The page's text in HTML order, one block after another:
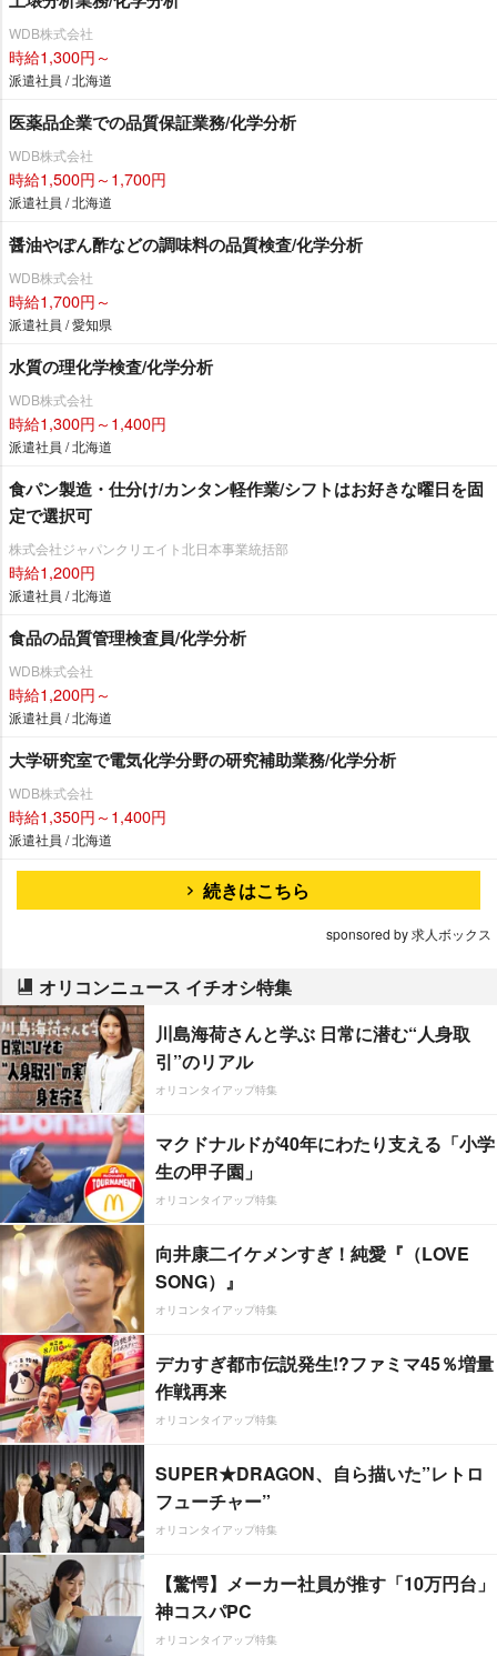
WDB株式会社
時給1,300円～
派遣社員 / 北海道
医薬品企業での品質保証業務/化学分析
WDB株式会社
時給1,500円～1,700円
派遣社員 / 北海道
醤油やぽん酢などの調味料の品質検査/化学分析
WDB株式会社
時給1,700円～
派遣社員 / 愛知県
水質の理化学検査/化学分析
WDB株式会社
時給1,300円～1,400円
派遣社員 / 北海道
食パン製造・仕分け/カンタン軽作業/シフトはお好きな曜日を固
定で選択可
株式会社ジャパンクリエイト北日本事業統括部
時給1,200円
派遣社員 / 北海道
食品の品質管理検査員/化学分析
WDB株式会社
時給1,200円～
派遣社員 / 北海道
大学研究室で電気化学分野の研究補助業務/化学分析
WDB株式会社
時給1,350円～1,400円
派遣社員 / 北海道
続きはこちら
sponsored by 求人ボックス
オリコンニュース イチオシ特集
川島海荷さんと学ぶ 日常に潜む“人身取
引”のリアル
オリコンタイアップ特集
マクドナルドが40年にわたり支える「小学
生の甲子園」
オリコンタイアップ特集
向井康二イケメンすぎ！純愛『（LOVE
SONG）』
オリコンタイアップ特集
デカすぎ都市伝説発生!?ファミマ45％増量
作戦再来
オリコンタイアップ特集
SUPER★DRAGON、自ら描いた”レトロ
フューチャー”
オリコンタイアップ特集
【驚愕】メーカー社員が推す「10万円台」
神コスパPC
オリコンタイアップ特集